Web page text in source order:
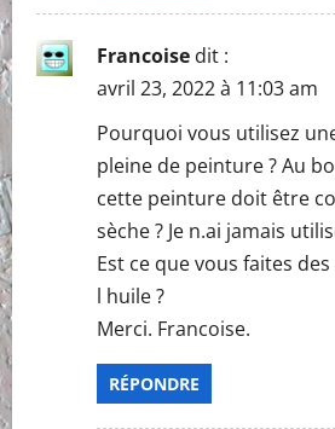
Francoise dit :
avril 23, 2022 à 11:03 am
Pourquoi vous utilisez
pleine de peinture ? Au
cette peinture doit être
sèche ? Je n.ai jamais
Est ce que vous faites
l huile ?
Merci. Francoise.
RÉPONDRE